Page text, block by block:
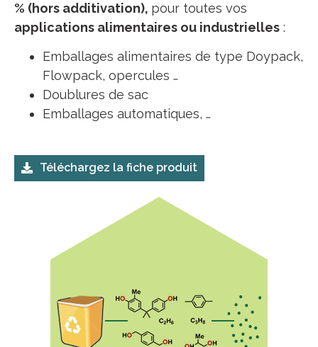
% (hors additivation), pour toutes vos
applications alimentaires ou industrielles :
Emballages alimentaires de type Doypack,
Flowpack, opercules …
Doublures de sac
Emballages automatiques, …
Téléchargez la fiche produit